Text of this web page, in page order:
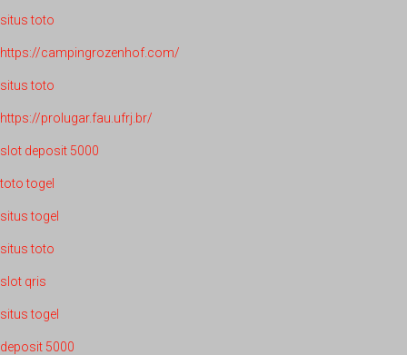
situs toto
https://campingrozenhof.com/
situs toto
https://prolugar.fau.ufrj.br/
slot deposit 5000
toto togel
situs togel
situs toto
slot qris
situs togel
deposit 5000